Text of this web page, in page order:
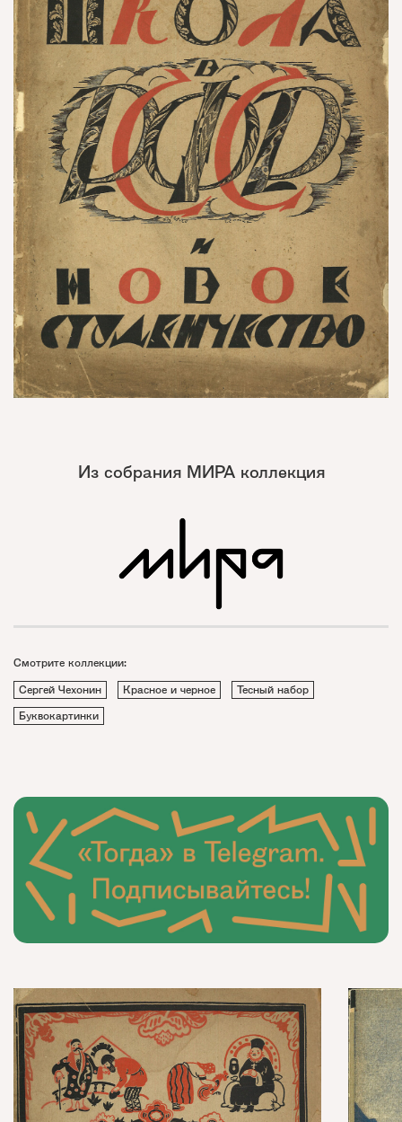
Из собрания МИРА коллекция
Смотрите коллекции:
Сергей Чехонин
Красное и черное
Тесный набор
Буквокартинки